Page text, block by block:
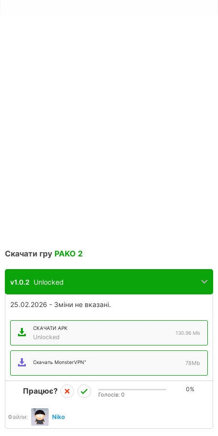
Скачати гру PAKO 2
v1.0.2 Unlocked
25.02.2026 - Зміни не вказані.
СКАЧАТИ APK
Unlocked
130.96 Mb
Скачать MonsterVPN" 78Mb
Файли: Niko
Працює? 0%
Голосів: 0